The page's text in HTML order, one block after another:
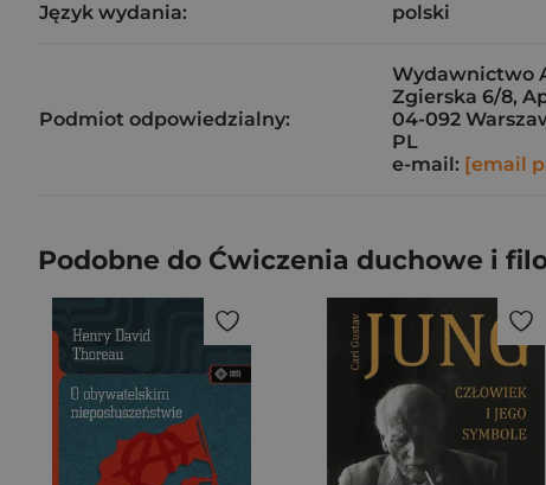
Język wydania: polski
Podmiot odpowiedzialny:
Wydawnictwo
Zgierska 6/8,
04-092
PL
e-mail: [email
Podobne do Ćwiczenia duchowe i